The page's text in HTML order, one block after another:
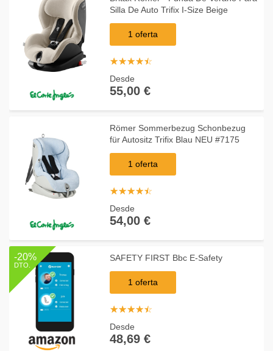
Silla De Auto Trifix I-Size Beige
1 oferta
☆☆☆☆☆
★★★★★
Desde
55,00 €
Römer Sommerbezug Schonbezug
für Autositz Trifix Blau NEU #7175
1 oferta
☆☆☆☆☆
★★★★★
Desde
54,00 €
-20%
DTO.
SAFETY FIRST Bbc E-Safety
1 oferta
☆☆☆☆☆
★★★★★
Desde
48,69 €